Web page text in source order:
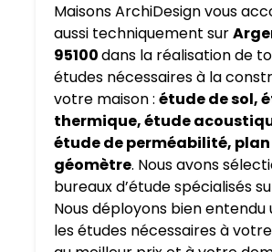
Maisons ArchiDesign vous
aussi techniquement sur
95100dans la réalisation de
études nécessaires à la
votre maison : étude de sol,
thermique, étude
étude de perméabilité,
géomètre. Nous avons
bureaux d’étude spécialisés
Nous déployons bien entendu
les études nécessaires à